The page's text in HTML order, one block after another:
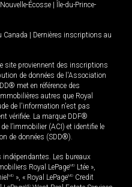
Nouvelle-Écosse
Île-du-Prince-
Canada
Dernières inscriptions au
site proviennent des inscriptions
de données de l'Association
met en référence des
autres que Royal
de l'information n'est pas
vérifiée. La marque DDF®
l’immobilier (ACI) et identifie le
de données (SDD®).
Les bureaux
Royal LePageMD Ltée »,
MD », « Royal LePageMD Credit
MD